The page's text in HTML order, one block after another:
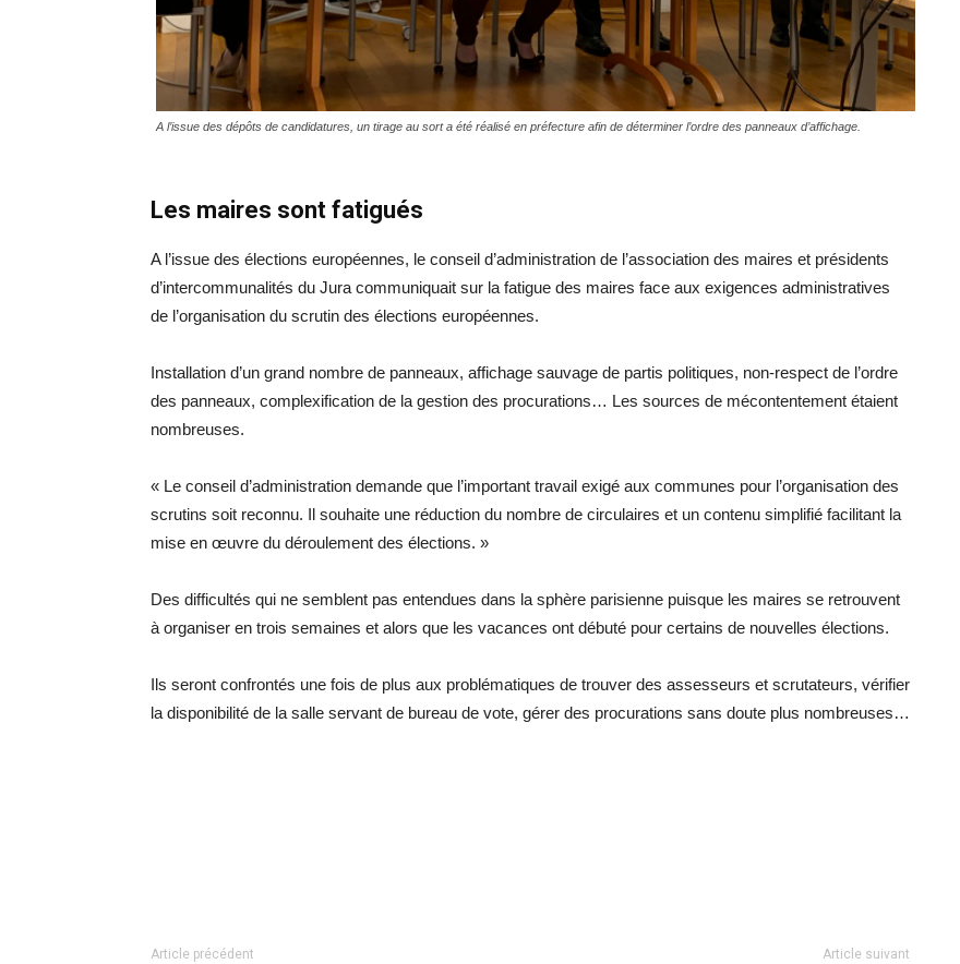
A l’issue des dépôts de candidatures, un tirage au sort a été réalisé en préfecture afin de déterminer l’ordre des panneaux d’affichage.
Les maires sont fatigués
A l’issue des élections européennes, le conseil d’administration de l’association des maires et présidents
d’intercommunalités du Jura communiquait sur la fatigue des maires face aux exigences administratives
de l’organisation du scrutin des élections européennes.
Installation d’un grand nombre de panneaux, affichage sauvage de partis politiques, non-respect de l’ordre
des panneaux, complexification de la gestion des procurations… Les sources de mécontentement étaient
nombreuses.
« Le conseil d’administration demande que l’important travail exigé aux communes pour l’organisation des
scrutins soit reconnu. Il souhaite une réduction du nombre de circulaires et un contenu simplifié facilitant la
mise en œuvre du déroulement des élections. »
Des difficultés qui ne semblent pas entendues dans la sphère parisienne puisque les maires se retrouvent
à organiser en trois semaines et alors que les vacances ont débuté pour certains de nouvelles élections.
Ils seront confrontés une fois de plus aux problématiques de trouver des assesseurs et scrutateurs, vérifier
la disponibilité de la salle servant de bureau de vote, gérer des procurations sans doute plus nombreuses…
Article précédent Article suivant